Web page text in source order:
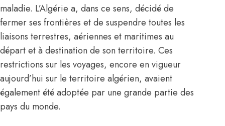
maladie. L’Algérie a, dans ce sens, décidé de
fermer ses frontières et de suspendre toutes les
liaisons terrestres, aériennes et maritimes au
départ et à destination de son territoire. Ces
restrictions sur les voyages, encore en vigueur
aujourd’hui sur le territoire algérien, avaient
également été adoptée par une grande partie des
pays du monde.